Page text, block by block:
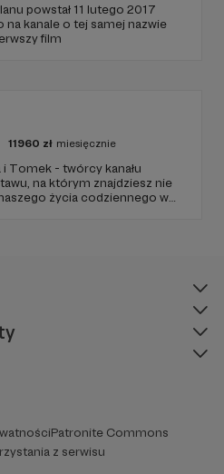
powstał 11 lutego 2017
na kanale o tej samej nazwie
film
11960 zł miesięcznie
i Tomek - twórcy kanału
na którym znajdziesz nie
życia codziennego w
Patronite Commons
z serwisu